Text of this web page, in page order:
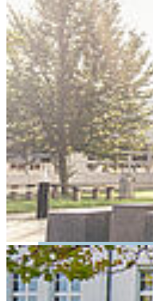
Studierende und
06/23/2025
Neuer Bewerbungsprozess:
Potenzial Studierender
Fachkräftebedarf.